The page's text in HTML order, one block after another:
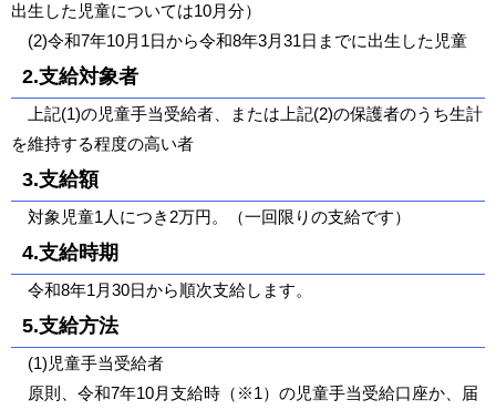
出生した児童については10月分）
(2)令和7年10月1日から令和8年3月31日までに出生した児童
2.支給対象者
上記(1)の児童手当受給者、または上記(2)の保護者のうち生計
を維持する程度の高い者
3.支給額
対象児童1人につき2万円。（一回限りの支給です）
4.支給時期
令和8年1月30日から順次支給します。
5.支給方法
(1)児童手当受給者
原則、令和7年10月支給時（※1）の児童手当受給口座か、届